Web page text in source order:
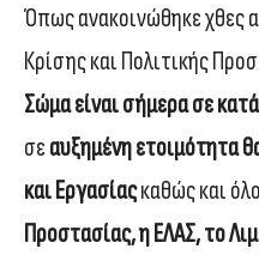
Όπως ανακοινώθηκε χθες
Κρίσης και Πολιτικής
Σώμα είναι σήμερα σε
σε αυξημένη ετοιμότητα
και Εργασίαςκαθώς και
Προστασίας, η ΕΛΑΣ, το